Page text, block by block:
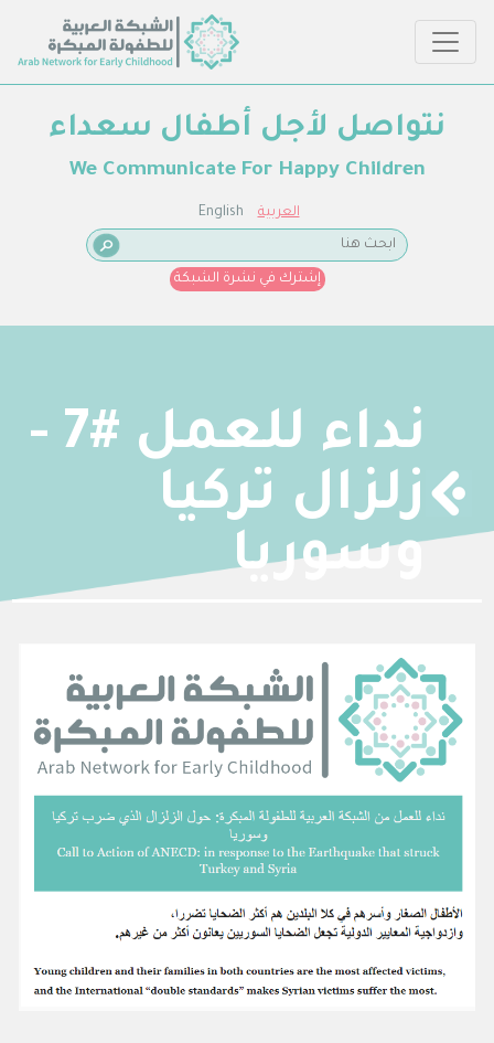
نتواصل لأجل أطفال سعداء
We Communicate For Happy Children
English العربية
إشترك في نشرة الشبكة
نداء للعمل #7 -
زلزال تركيا
وسوريا